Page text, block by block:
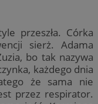
przeszła. Córka
sierż. Adama
bo tak nazywa
każdego dnia
że sama nie
przez respirator.